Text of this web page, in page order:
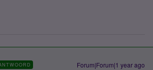
Forum|Forum|1 year ago